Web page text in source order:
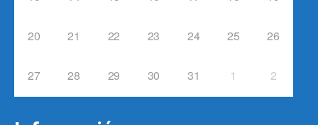
20 21 22 23 24 25 26
27 28 29 30 31 1 2